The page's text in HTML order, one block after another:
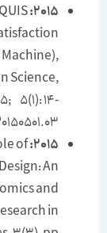
2015: Hassan S. Naeini
QUIS
Satisfaction
Machine),
Science,
5(1): 14-
2015: Hassan S. Naeini
Role of
Design: An
and
Research in